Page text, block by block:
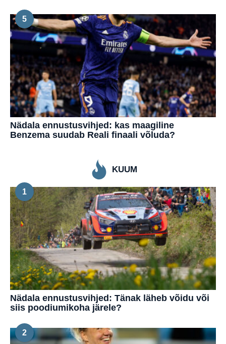
5
Nädala ennustusvihjed: kas maagiline
Benzema suudab Reali finaali võluda?
KUUM
1
Nädala ennustusvihjed: Tänak läheb võidu või
siis poodiumikoha järele?
2